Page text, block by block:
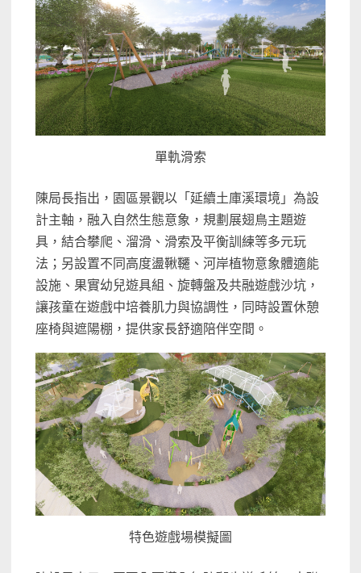
單軌滑索
陳局長指出，園區景觀以「延續土庫溪環境」為設
計主軸，融入自然生態意象，規劃展翅鳥主題遊
具，結合攀爬、溜滑、滑索及平衡訓練等多元玩
法；另設置不同高度盪鞦韆、河岸植物意象體適能
設施、果實幼兒遊具組、旋轉盤及共融遊戲沙坑，
讓孩童在遊戲中培養肌力與協調性，同時設置休憩
座椅與遮陽棚，提供家長舒適陪伴空間。
特色遊戲場模擬圖